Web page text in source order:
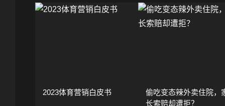
2023体育营销白皮书
偷吃变态辣外卖住院，
长索赔却遭拒？